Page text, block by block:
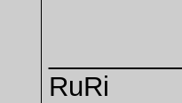
RuRi